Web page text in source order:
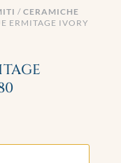
/ CERAMICHE
ERMITAGE IVORY